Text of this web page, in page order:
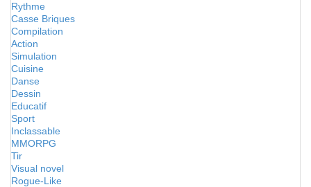
Rythme
Casse Briques
Compilation
Action
Simulation
Cuisine
Danse
Dessin
Educatif
Sport
Inclassable
MMORPG
Tir
Visual novel
Rogue-Like